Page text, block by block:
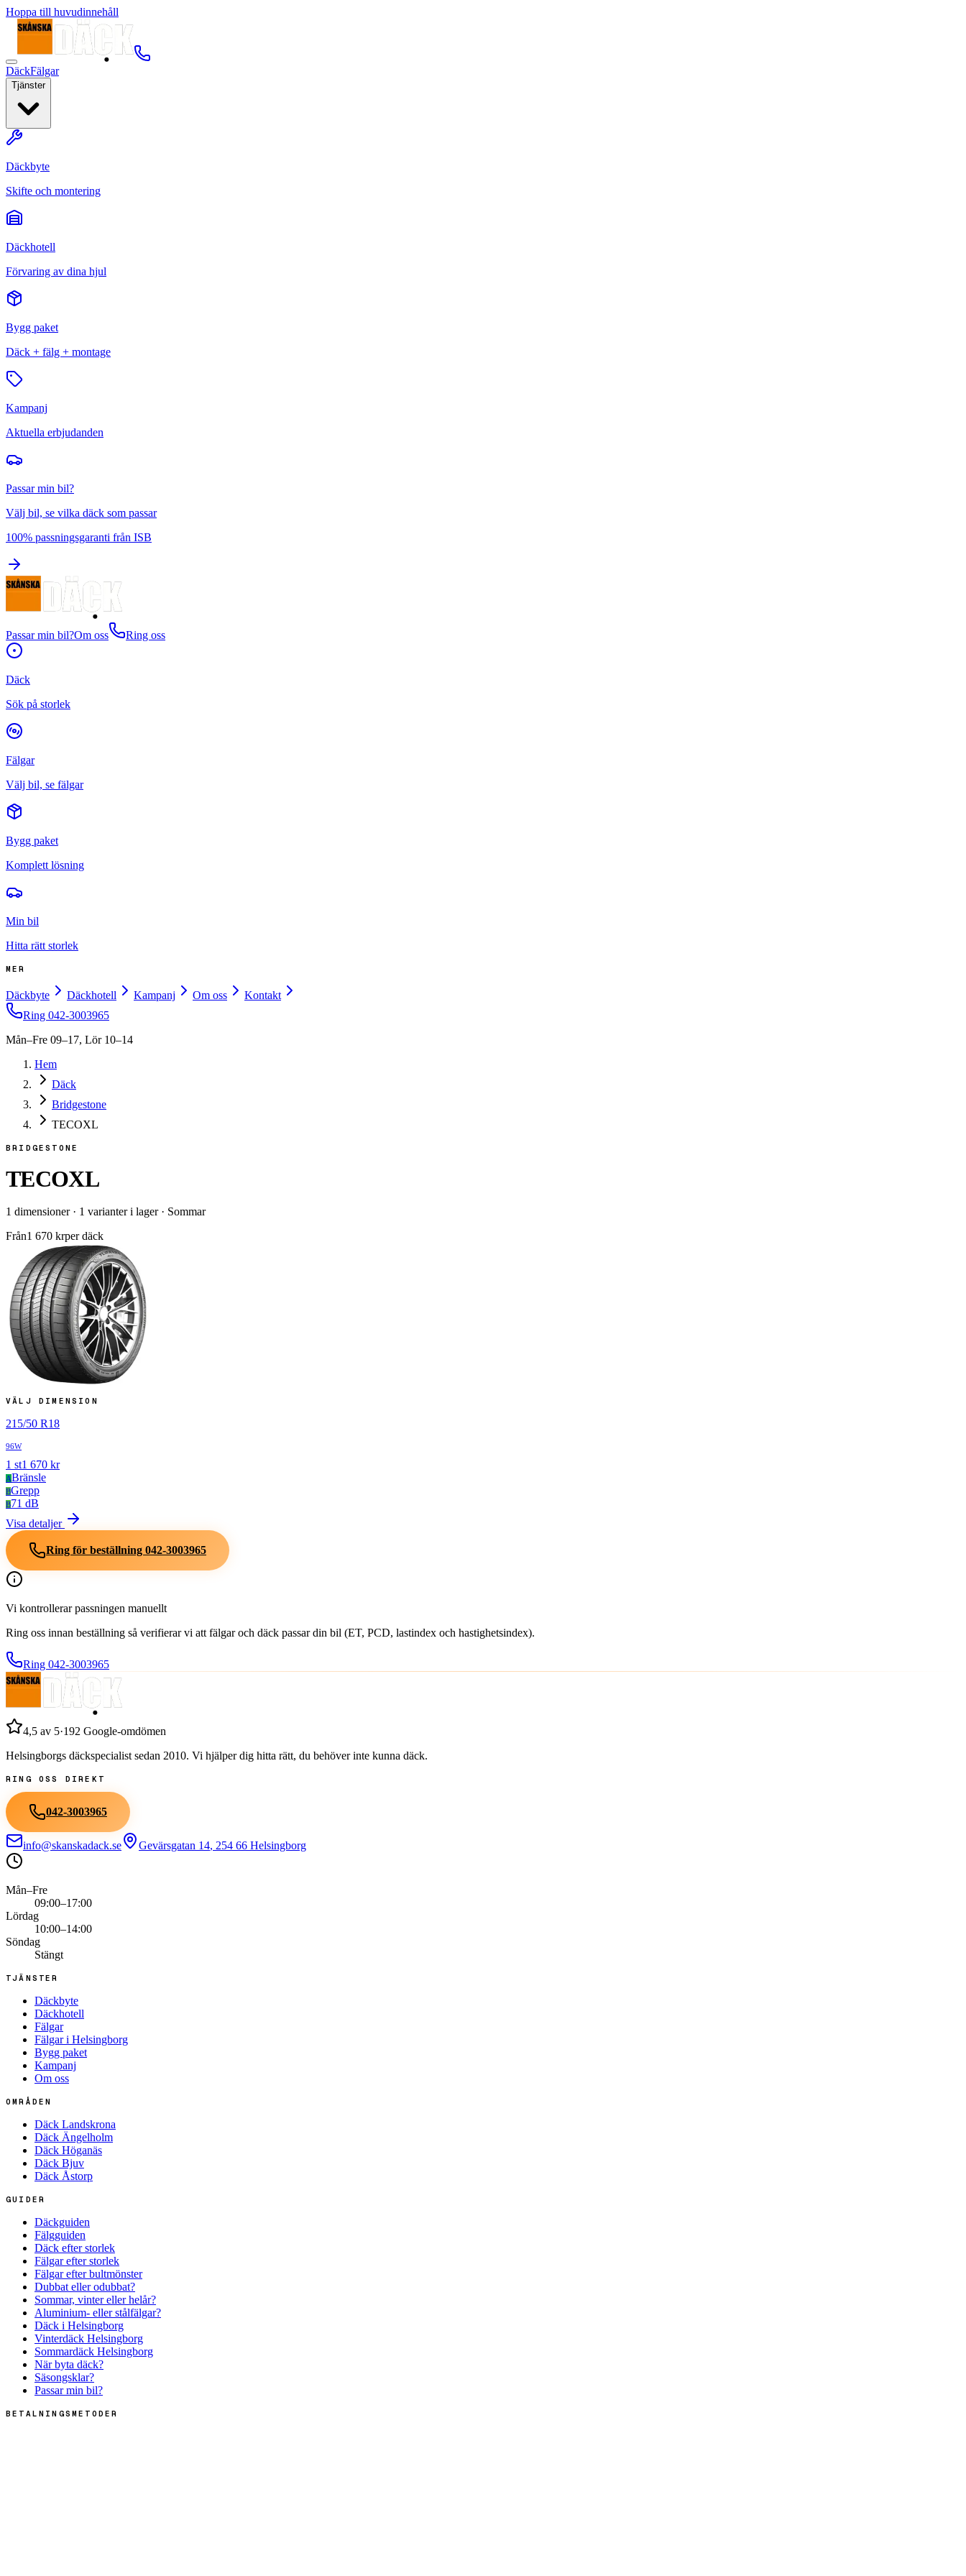
Hoppa till huvudinnehåll
DäckFälgar
Tjänster
Däckbyte
Skifte och montering
Däckhotell
Förvaring av dina hjul
Bygg paket
Däck + fälg + montage
Kampanj
Aktuella erbjudanden
Passar min bil?
Välj bil, se vilka däck som passar
100% passningsgaranti från ISB
Passar min bil?Om oss Ring oss
Däck
Sök på storlek
Fälgar
Välj bil, se fälgar
Bygg paket
Komplett lösning
Min bil
Hitta rätt storlek
MER
Däckbyte Däckhotell Kampanj Om oss
Kontakt
Ring 042-3003965
Mån–Fre 09–17, Lör 10–14
Hem
Däck
Bridgestone
TECOXL
BRIDGESTONE
TECOXL
1 dimensioner· 1 varianter i lager· Sommar
Från1 670 krper däck
VÄLJ DIMENSION
215/50 R18
96W
1 st1 670 kr
ABränsle
BGrepp
B71 dB
Visa detaljer
Ring för beställning 042-3003965
Vi kontrollerar passningen manuellt
Ring oss innan beställning så verifierar vi att fälgar och däck passar din bil (ET, PCD, lastindex och hastighetsindex).
Ring 042-3003965
4,5 av 5·192 Google-omdömen
Helsingborgs däckspecialist sedan 2010. Vi hjälper dig hitta rätt, du behöver inte kunna däck.
RING OSS DIREKT
042-3003965
info@skanskadack.se Gevärsgatan 14, 254 66 Helsingborg
Mån–Fre
09:00–17:00
Lördag
10:00–14:00
Söndag
Stängt
TJÄNSTER
Däckbyte
Däckhotell
Fälgar
Fälgar i Helsingborg
Bygg paket
Kampanj
Om oss
OMRÅDEN
Däck Landskrona
Däck Ängelholm
Däck Höganäs
Däck Bjuv
Däck Åstorp
GUIDER
Däckguiden
Fälgguiden
Däck efter storlek
Fälgar efter storlek
Fälgar efter bultmönster
Dubbat eller odubbat?
Sommar, vinter eller helår?
Aluminium- eller stålfälgar?
Däck i Helsingborg
Vinterdäck Helsingborg
Sommardäck Helsingborg
När byta däck?
Säsongsklar?
Passar min bil?
BETALNINGSMETODER